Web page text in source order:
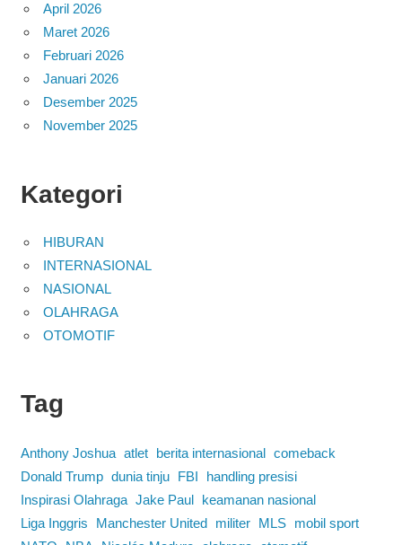
April 2026
Maret 2026
Februari 2026
Januari 2026
Desember 2025
November 2025
Kategori
HIBURAN
INTERNASIONAL
NASIONAL
OLAHRAGA
OTOMOTIF
Tag
Anthony Joshua atlet berita internasional comeback
Donald Trump dunia tinju FBI
handling presisi
Inspirasi Olahraga Jake Paul
keamanan nasional
Liga Inggris
Manchester United militer MLS
mobil sport